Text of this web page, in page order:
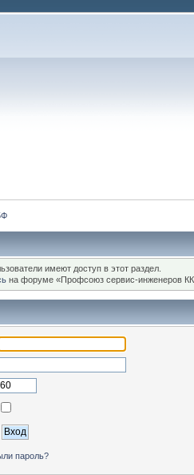
имеют доступ в этот раздел.
на форуме «Профсоюз сервис-инженеров
пароль?